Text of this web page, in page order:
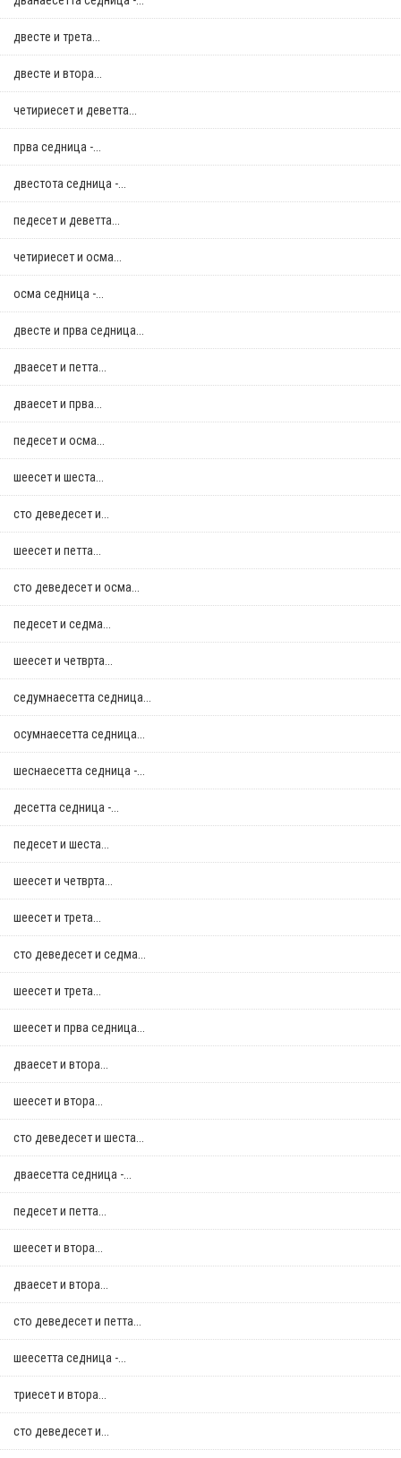
двестe и трета...
двестe и втора...
четириесет и деветта...
прва седница -...
двестота седница -...
педесет и деветта...
четириесет и осма...
осма седница -...
двестe и прва седница...
дваесет и петта...
дваесет и прва...
педесет и осма...
шеесет и шеста...
сто деведесет и...
шеесет и петта...
сто деведесет и осма...
педесет и седма...
шеесет и четврта...
седумнаесетта седница...
осумнaесетта седница...
шеснаесетта седница -...
десетта седница -...
педесет и шеста...
шеесет и четврта...
шеесет и трета...
сто деведесет и седма...
шеесет и трета...
шеесет и прва седница...
дваесет и втора...
шеесет и втора...
сто деведесет и шеста...
дваесетта седница -...
педесет и петта...
шеесет и втора...
дваесет и втора...
сто деведесет и петта...
шеесетта седница -...
триесет и втора...
сто деведесет и...